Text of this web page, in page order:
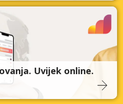
Uvijek online.